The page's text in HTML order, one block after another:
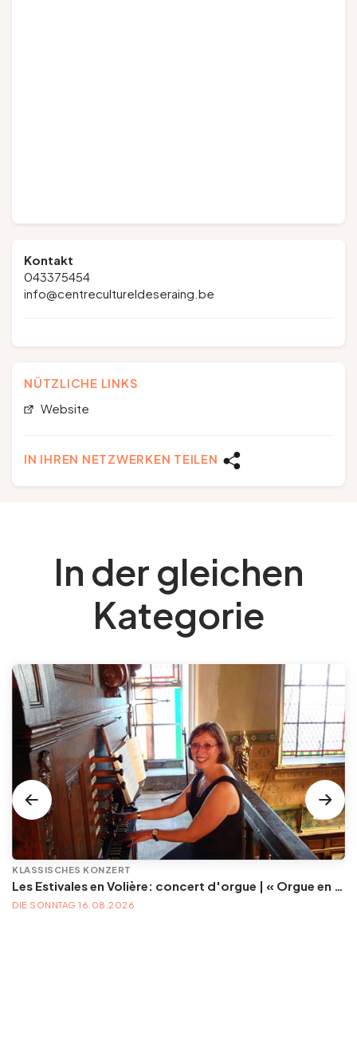
Kontakt
043375454
info@centrecultureldeseraing.be
NÜTZLICHE LINKS
Website
IN IHREN NETZWERKEN TEILEN
In der gleichen
Kategorie
KLASSISCHES KONZERT
Les Estivales en Volière: concert d'orgue | « Orgue en Volière » , les 3e dimanches du mois (été) audition d’orgue (accès libre)
DIE SONNTAG 16.08.2026